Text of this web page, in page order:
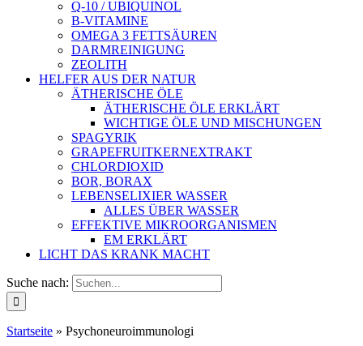
Q-10 / UBIQUINOL
B-VITAMINE
OMEGA 3 FETTSÄUREN
DARMREINIGUNG
ZEOLITH
HELFER AUS DER NATUR
ÄTHERISCHE ÖLE
ÄTHERISCHE ÖLE ERKLÄRT
WICHTIGE ÖLE UND MISCHUNGEN
SPAGYRIK
GRAPEFRUITKERNEXTRAKT
CHLORDIOXID
BOR, BORAX
LEBENSELIXIER WASSER
ALLES ÜBER WASSER
EFFEKTIVE MIKROORGANISMEN
EM ERKLÄRT
LICHT DAS KRANK MACHT
Suche nach:
Startseite » Psychoneuroimmunologi